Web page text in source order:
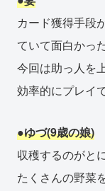
カード獲得手段
ていて面白かっ
今回は助っ人を
効率的にプレイ
●ゆづ(9歳の娘)
収穫するのがと
たくさんの野菜